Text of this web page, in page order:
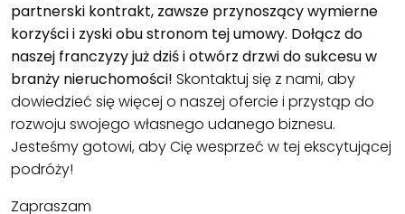
partnerski kontrakt, zawsze przynoszący wymierne
korzyści i zyski obu stronom tej umowy. Dołącz do
naszej franczyzy już dziś i otwórz drzwi do sukcesu w
branży nieruchomości! Skontaktuj się z nami, aby
dowiedzieć się więcej o naszej ofercie i przystąp do
rozwoju swojego własnego udanego biznesu.
Jesteśmy gotowi, aby Cię wesprzeć w tej ekscytującej
podróży!
Zapraszam